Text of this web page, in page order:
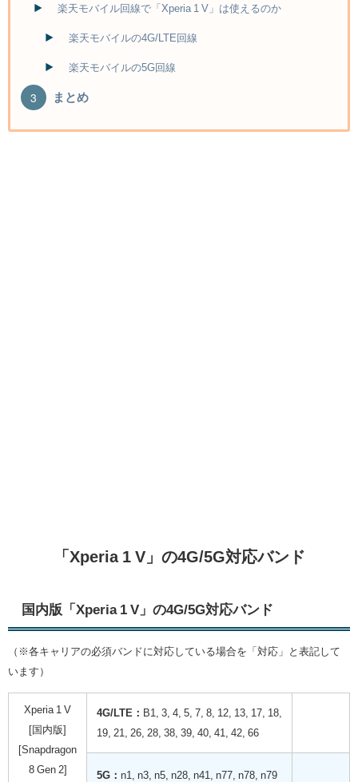
楽天モバイル回線で「Xperia 1 V」は使えるのか
楽天モバイルの4G/LTE回線
楽天モバイルの5G回線
まとめ
「Xperia 1 V」の4G/5G対応バンド
国内版「Xperia 1 V」の4G/5G対応バンド
（※各キャリアの必須バンドに対応している場合を「対応」と表記して
います）
Xperia 1 V
[国内版]
[Snapdragon
8 Gen 2]
4G/LTE： B1, 3, 4, 5, 7, 8, 12, 13, 17, 18,
19, 21, 26, 28, 38, 39, 40, 41, 42, 66
5G： n1, n3, n5, n28, n41, n77, n78, n79